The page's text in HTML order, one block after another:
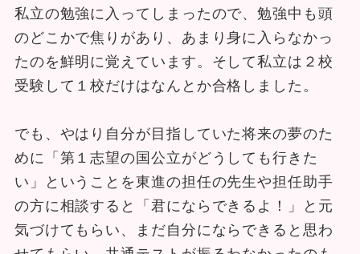
私立の勉強に入ってしまったので、勉強中も頭
のどこかで焦りがあり、あまり身に入らなかっ
たのを鮮明に覚えています。そして私立は２校
受験して１校だけはなんとか合格しました。
でも、やはり自分が目指していた将来の夢のた
めに「第１志望の国公立がどうしても行きた
い」ということを東進の担任の先生や担任助手
の方に相談すると「君にならできるよ！」と元
気づけてもらい、まだ自分にならできると思わ